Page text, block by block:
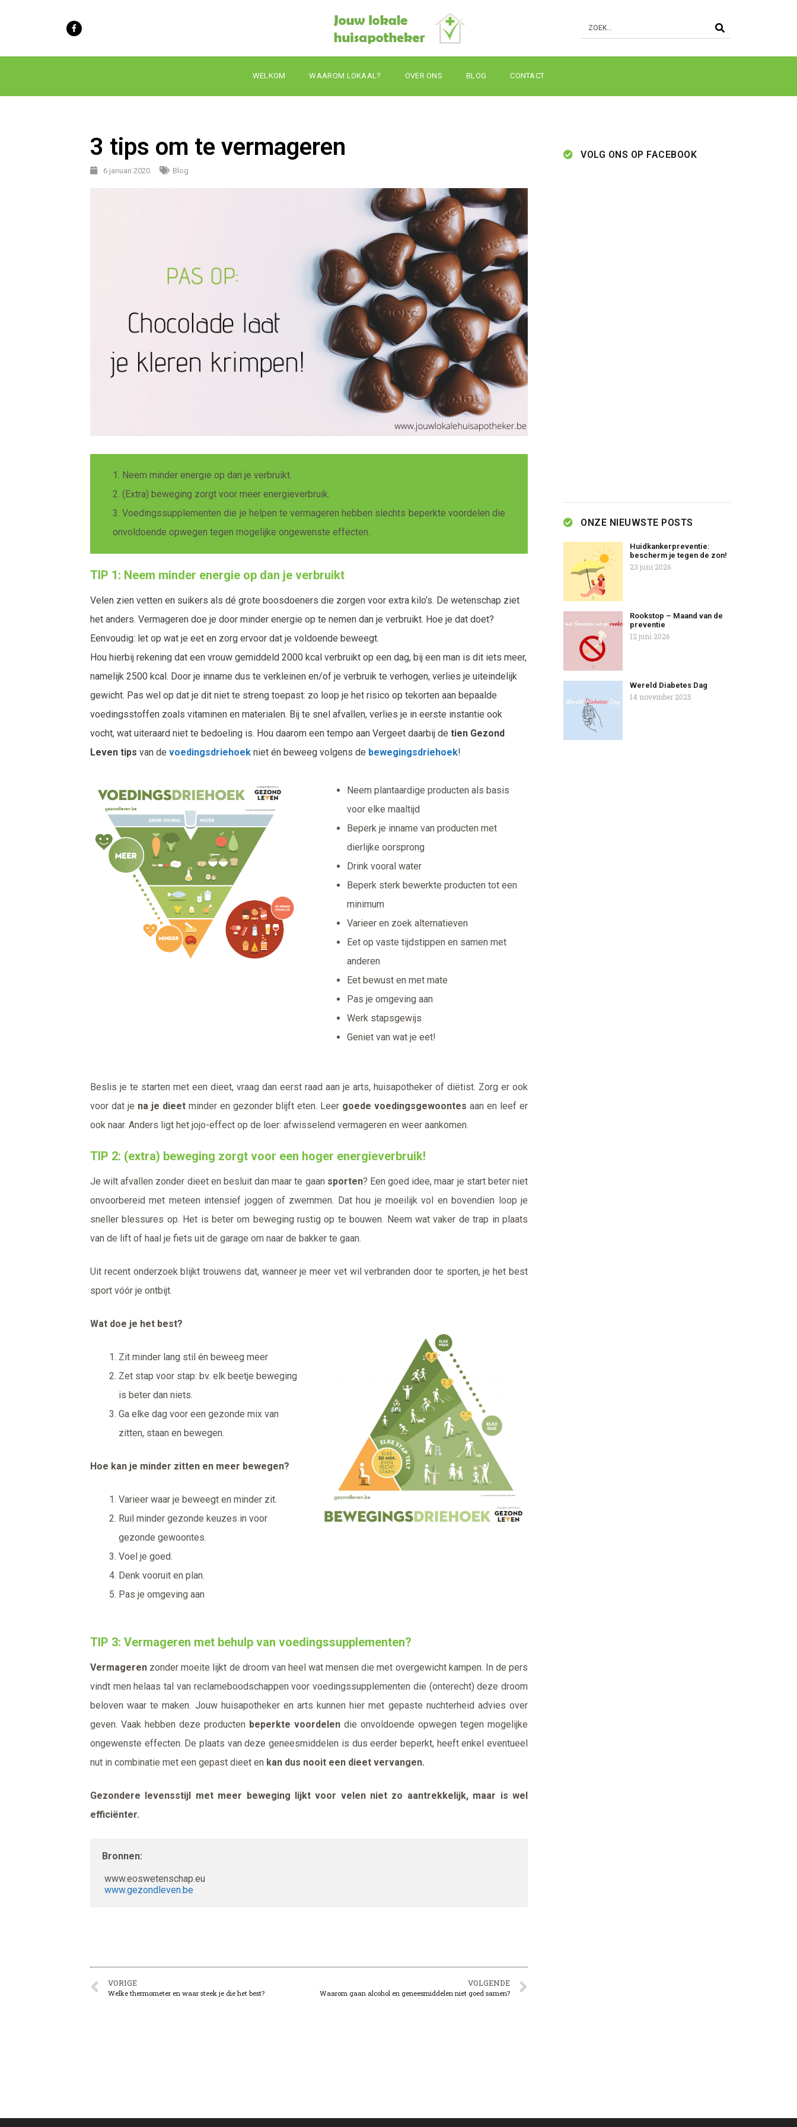
WELKOM WAAROM LOKAAL? OVER ONS BLOG CONTACT
3 tips om te vermageren
6 januari 2020 Blog
1. Neem minder energie op dan je verbruikt.
2. (Extra) beweging zorgt voor meer energieverbruik.
3. Voedingssupplementen die je helpen te vermageren hebben slechts beperkte voordelen die
onvoldoende opwegen tegen mogelijke ongewenste effecten.
TIP 1: Neem minder energie op dan je verbruikt
Velen zien vetten en suikers als dé grote boosdoeners die zorgen voor extra kilo’s. De wetenschap ziet
het anders. Vermageren doe je door minder energie op te nemen dan je verbruikt. Hoe je dat doet?
Eenvoudig: let op wat je eet en zorg ervoor dat je voldoende beweegt.
Hou hierbij rekening dat een vrouw gemiddeld 2000 kcal verbruikt op een dag, bij een man is dit iets meer,
namelijk 2500 kcal. Door je inname dus te verkleinen en/of je verbruik te verhogen, verlies je uiteindelijk
gewicht. Pas wel op dat je dit niet te streng toepast: zo loop je het risico op tekorten aan bepaalde
voedingsstoffen zoals vitaminen en materialen. Bij te snel afvallen, verlies je in eerste instantie ook
vocht, wat uiteraard niet te bedoeling is. Hou daarom een tempo aan Vergeet daarbij de tien Gezond
Leven tips van de voedingsdriehoek niet én beweeg volgens de bewegingsdriehoek!
Neem plantaardige producten als basis
voor elke maaltijd
Beperk je inname van producten met
dierlijke oorsprong
Drink vooral water
Beperk sterk bewerkte producten tot een
minimum
Varieer en zoek alternatieven
Eet op vaste tijdstippen en samen met
anderen
Eet bewust en met mate
Pas je omgeving aan
Werk stapsgewijs
Geniet van wat je eet!
Beslis je te starten met een dieet, vraag dan eerst raad aan je arts, huisapotheker of diëtist. Zorg er ook
voor dat je na je dieet minder en gezonder blijft eten. Leer goede voedingsgewoontes aan en leef er
ook naar. Anders ligt het jojo-effect op de loer: afwisselend vermageren en weer aankomen.
TIP 2: (extra) beweging zorgt voor een hoger energieverbruik!
Je wilt afvallen zonder dieet en besluit dan maar te gaan sporten? Een goed idee, maar je start beter niet
onvoorbereid met meteen intensief joggen of zwemmen. Dat hou je moeilijk vol en bovendien loop je
sneller blessures op. Het is beter om beweging rustig op te bouwen. Neem wat vaker de trap in plaats
van de lift of haal je fiets uit de garage om naar de bakker te gaan.
Uit recent onderzoek blijkt trouwens dat, wanneer je meer vet wil verbranden door te sporten, je het best
sport vóór je ontbijt.
Wat doe je het best?
Zit minder lang stil én beweeg meer
Zet stap voor stap: bv. elk beetje beweging
is beter dan niets.
Ga elke dag voor een gezonde mix van
zitten, staan en bewegen.
Hoe kan je minder zitten en meer bewegen?
Varieer waar je beweegt en minder zit.
Ruil minder gezonde keuzes in voor
gezonde gewoontes.
Voel je goed.
Denk vooruit en plan.
Pas je omgeving aan
TIP 3: Vermageren met behulp van voedingssupplementen?
Vermageren zonder moeite lijkt de droom van heel wat mensen die met overgewicht kampen. In de pers
vindt men helaas tal van reclameboodschappen voor voedingssupplementen die (onterecht) deze droom
beloven waar te maken. Jouw huisapotheker en arts kunnen hier met gepaste nuchterheid advies over
geven. Vaak hebben deze producten beperkte voordelen die onvoldoende opwegen tegen mogelijke
ongewenste effecten. De plaats van deze geneesmiddelen is dus eerder beperkt, heeft enkel eventueel
nut in combinatie met een gepast dieet en kan dus nooit een dieet vervangen.
Gezondere levensstijl met meer beweging lijkt voor velen niet zo aantrekkelijk, maar is wel
efficiënter.
Bronnen:
www.eoswetenschap.eu
www.gezondleven.be
VORIGE
Welke thermometer en waar steek je die het best?
VOLGENDE
Waarom gaan alcohol en geneesmiddelen niet goed samen?
VOLG ONS OP FACEBOOK
ONZE NIEUWSTE POSTS
Huidkankerpreventie:
bescherm je tegen de zon!
23 juni 2026
Rookstop – Maand van de
preventie
12 juni 2026
Wereld Diabetes Dag
14 november 2025